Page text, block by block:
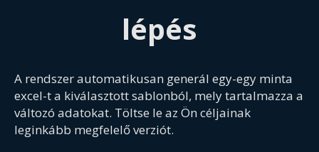
lépés
A rendszer automatikusan generál egy-egy minta
excel-t a kiválasztott sablonból, mely tartalmazza a
változó adatokat. Töltse le az Ön céljainak
leginkább megfelelő verziót.